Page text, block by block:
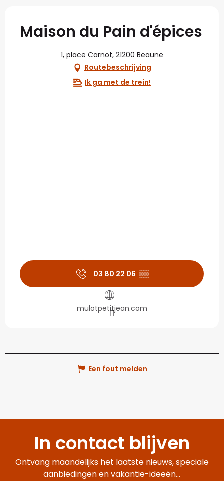
Maison du Pain d'épices
1, place Carnot, 21200 Beaune
Routebeschrijving
Ik ga met de trein!
03 80 22 06 ▒▒
mulotpetitjean.com
Een fout melden
In contact blijven
Ontvang maandelijks het laatste nieuws, speciale
aanbiedingen en vakantie-ideeën...